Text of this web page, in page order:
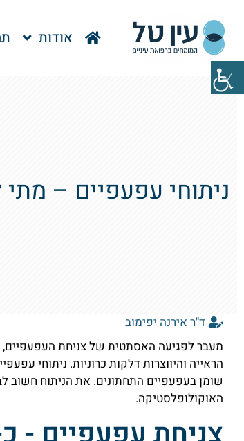
אודות
ניתוחי עפעפיים –
ד"ר אירנה יפימוב
מעבר לפגיעה האסתטית של צניחת העפעפיים,
הראייה והיווצרות דלקות כרוניות. ניתוחי
שומן בעפעפיים התחתונים. את הניתוח חשוב
האוקולופלסטיקה.